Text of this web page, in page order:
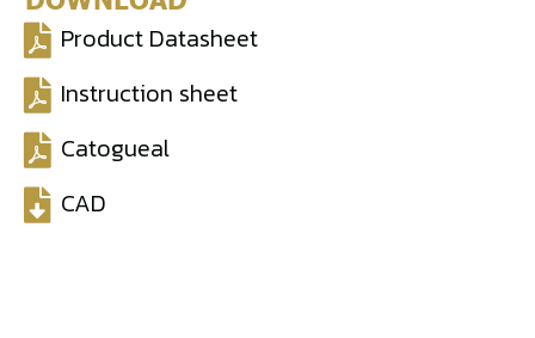
Product Datasheet
Instruction sheet
Catogueal
CAD